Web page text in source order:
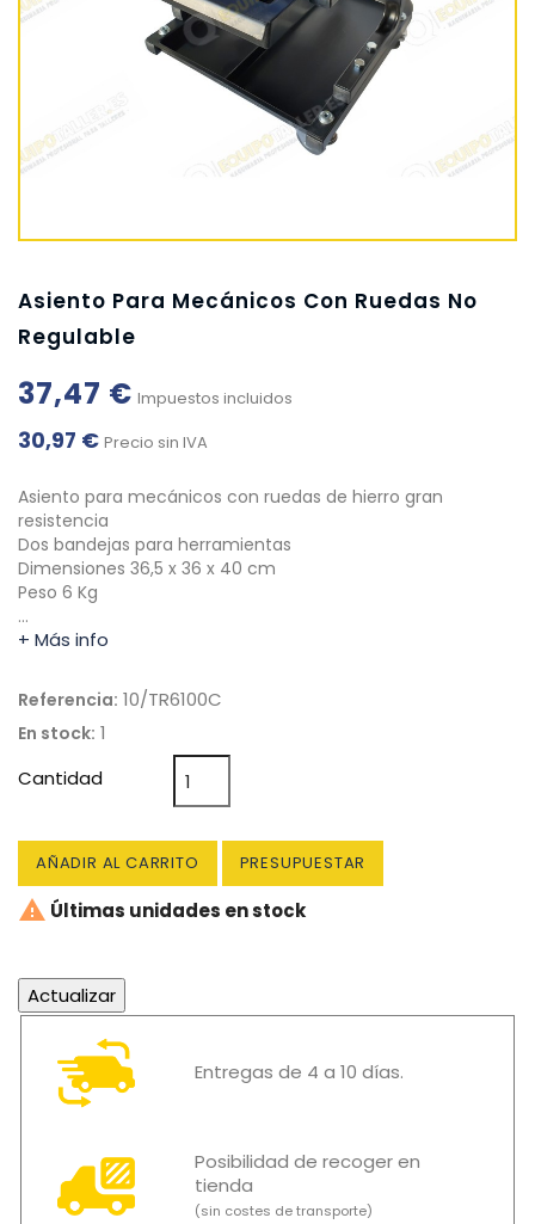
Asiento Para Mecánicos Con Ruedas No
Regulable
37,47 € Impuestos incluidos
30,97 € Precio sin IVA
Asiento para mecánicos con ruedas de hierro gran
resistencia
Dos bandejas para herramientas
Dimensiones 36,5 x 36 x 40 cm
Peso 6 Kg
…
+ Más info
Referencia: 10/TR6100C
En stock: 1
Cantidad
AÑADIR AL CARRITO PRESUPUESTAR
 Últimas unidades en stock
Entregas de 4 a 10 días.
Posibilidad de recoger en
tienda
(sin costes de transporte)